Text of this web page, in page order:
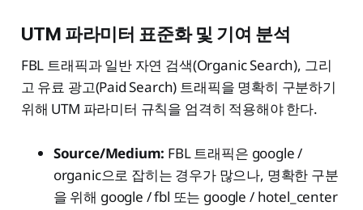
UTM 파라미터 표준화 및 기여 분석
FBL 트래픽과 일반 자연 검색(Organic Search), 그리
고 유료 광고(Paid Search) 트래픽을 명확히 구분하기
위해 UTM 파라미터 규칙을 엄격히 적용해야 한다.
Source/Medium: FBL 트래픽은 google /
organic으로 잡히는 경우가 많으나, 명확한 구분
을 위해 google / fbl 또는 google / hotel_center